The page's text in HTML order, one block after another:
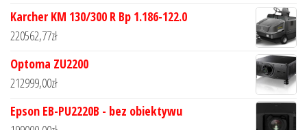
Karcher KM 130/300 R Bp 1.186-122.0
220562,77zł
Optoma ZU2200
212999,00zł
Epson EB-PU2220B - bez obiektywu